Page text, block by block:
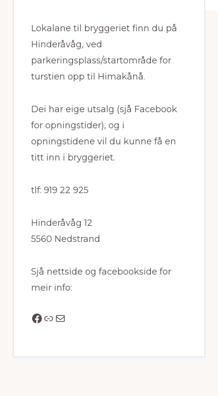
Lokalane til bryggeriet finn du på
Hinderåvåg, ved
parkeringsplass/startområde for
turstien opp til Himakånå.
Dei har eige utsalg (sjå Facebook
for opningstider), og i
opningstidene vil du kunne få en
titt inn i bryggeriet.
tlf: 919 22 925
Hinderåvåg 12
5560 Nedstrand
Sjå nettside og facebookside for
meir info:
Facebook
Link
Mail